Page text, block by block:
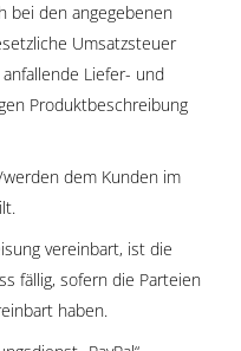
bei den angegebenen
Umsatzsteuer
Liefer- und
Produktbeschreibung
dem Kunden im
vereinbart, ist die
fällig, sofern die Parteien
haben.